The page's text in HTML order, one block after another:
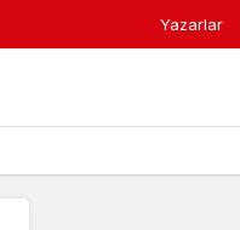
Yazarlar